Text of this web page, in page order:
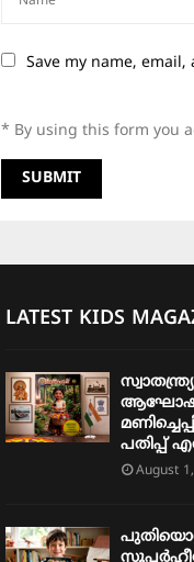
Save my name,
* By using this form you
LATEST KIDS
പതിപ്പ്
August